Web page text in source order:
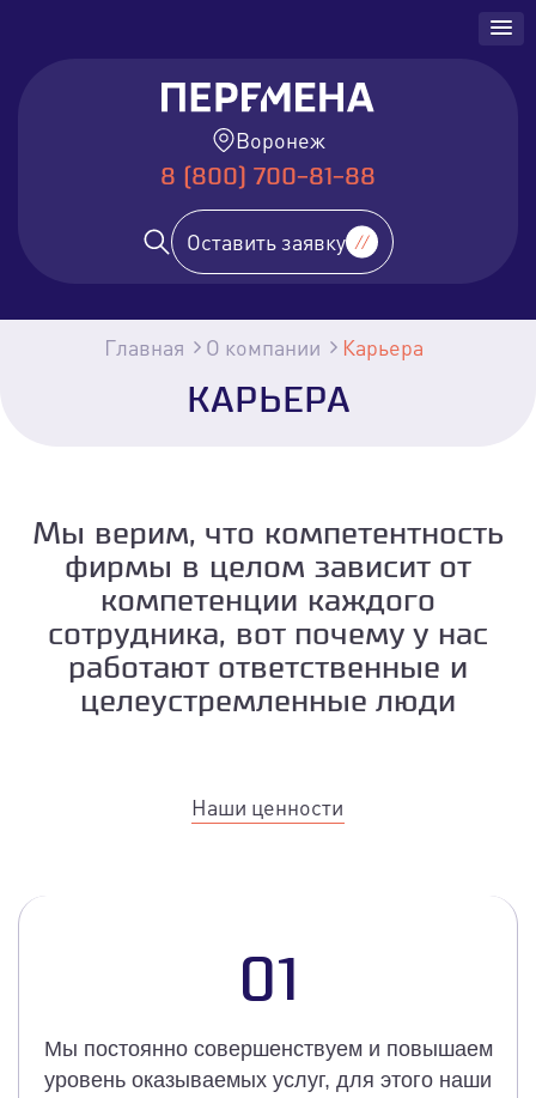
Воронеж
8 (800) 700-81-88
Оставить заявку
Главная О компании Карьера
КАРЬЕРА
Мы верим, что компетентность
фирмы в целом зависит от
компетенции каждого
сотрудника, вот почему у нас
работают ответственные и
целеустремленные люди
Наши ценности
01
Мы постоянно совершенствуем и повышаем
уровень оказываемых услуг, для этого наши